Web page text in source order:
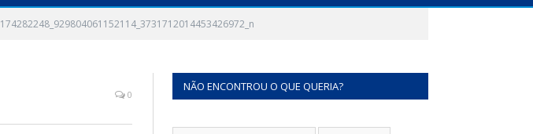
174282248_929804061152114_3731712014453426972_n
0
NÃO ENCONTROU O QUE QUERIA?